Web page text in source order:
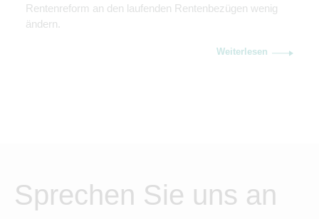
Rentenreform an den laufenden Rentenbezügen wenig
ändern.
Weiterlesen
Sprechen Sie uns an